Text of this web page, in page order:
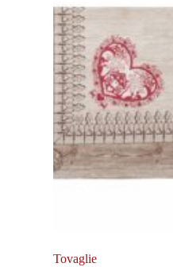
Tovaglie